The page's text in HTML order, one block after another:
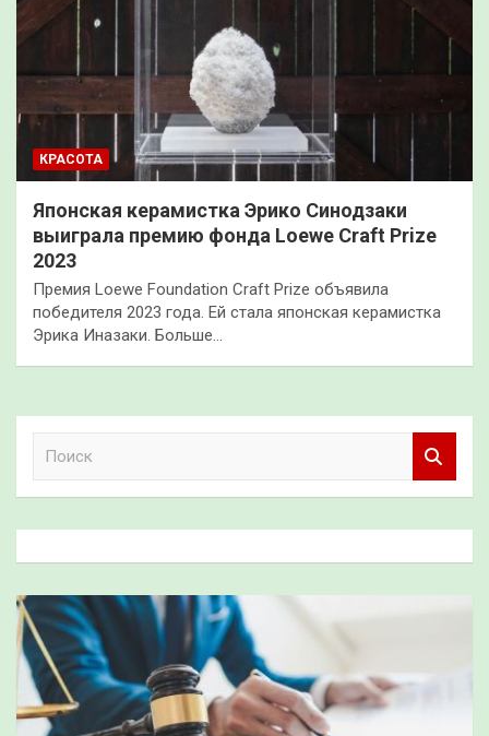
КРАСОТА
Японская керамистка Эрико Синодзаки
выиграла премию фонда Loewe Craft Prize
2023
Премия Loewe Foundation Craft Prize объявила
победителя 2023 года. Ей стала японская керамистка
Эрика Иназаки. Больше…
к